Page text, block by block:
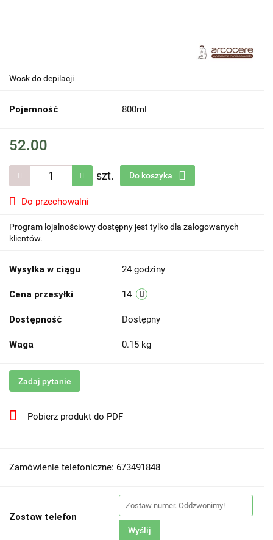
Wosk do depilacji
Pojemność 800ml
52.00
szt. Do koszyka
Do przechowalni
Program lojalnościowy dostępny jest tylko dla zalogowanych
klientów.
Wysyłka w ciągu 24 godziny
Cena przesyłki 14
Dostępność Dostępny
Waga 0.15 kg
Zadaj pytanie
Pobierz produkt do PDF
Zamówienie telefoniczne: 673491848
Zostaw telefon
Wyślij